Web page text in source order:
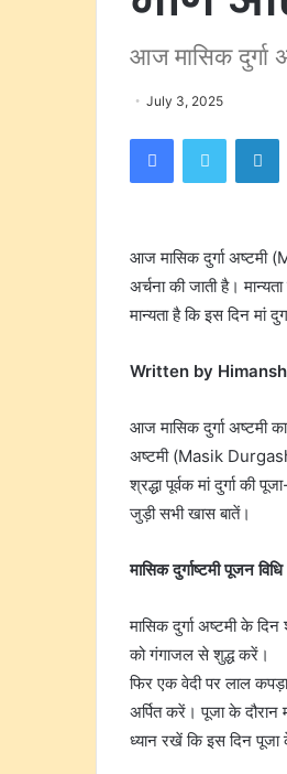
आज मासिक दुर्गा
July 3, 2025
FacebookTwitter
आज मासिक दुर्गा अष्टमी
अर्चना की जाती है।
मान्यता है कि इस दिन मां
Written by
आज मासिक दुर्गा अष्टमी का
अष्टमी (Masik
श्रद्धा पूर्वक मां दुर्गा
जुड़ी सभी खास बातें।
मासिक दुर्गाष्टमी पूजन
मासिक दुर्गा अष्टमी के
को गंगाजल से शुद्ध करें।
फिर एक वेदी पर लाल
अर्पित करें। पूजा के दौरान
ध्यान रखें कि इस दिन पूजा